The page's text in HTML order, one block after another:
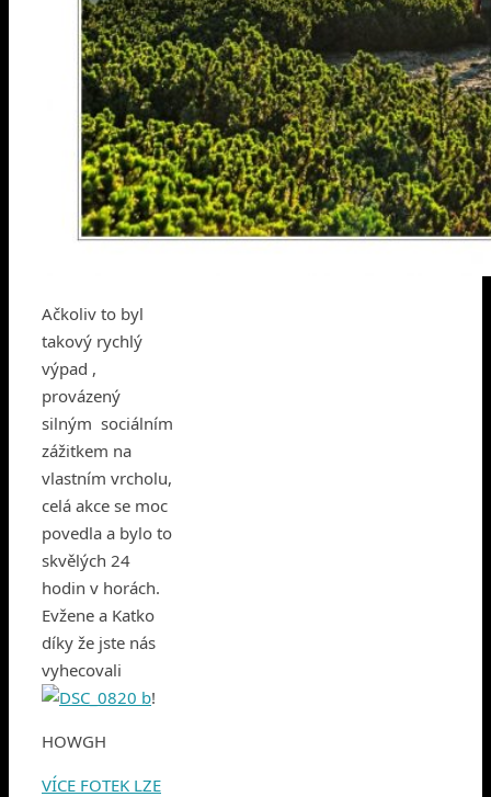
Ačkoliv to byl
takový rychlý
výpad ,
provázený
silným sociálním
zážitkem na
vlastním vrcholu,
celá akce se moc
povedla a bylo to
skvělých 24
hodin v horách.
Evžene a Katko
díky že jste nás
vyhecovali
!
HOWGH
VÍCE FOTEK LZE